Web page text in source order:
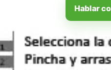
Hablar